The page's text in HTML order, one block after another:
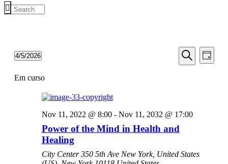
E
v
o
s
S
Pesquisar
E
v
Dia
4/5/2026
data
Em curso
Nov 11, 2022 @ 8:00- Nov 11, 2032 @ 17:00
Power of the Mind in Health and
Healing
City Center350 5th Ave New York, United States